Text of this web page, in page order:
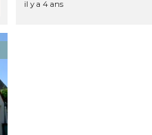
il y a 4 ans